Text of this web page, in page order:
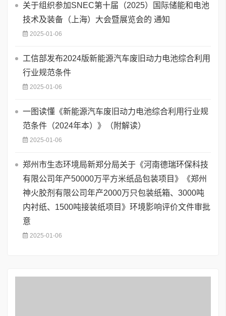
关于组织参加SNEC第十届（2025）国际储能和电池
技术及装备（上海）大会暨展览会的 通知
2025-01-06
工信部发布2024版新能源汽车废旧动力电池综合利用
行业规范条件
2025-01-06
一图读懂《新能源汽车废旧动力电池综合利用行业规
范条件（2024年本）》（附解读）
2025-01-06
郑州市生态环境局新郑分局关于《河南德瑞环保科技
有限公司年产50000万平方米纸品包装项目》《郑州
神火胶剂有限公司年产2000万只包装纸箱、3000吨
内衬纸、1500吨接装纸项目》环境影响评价文件审批
意
2025-01-06